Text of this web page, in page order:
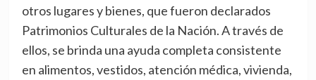
otros lugares y bienes, que fueron declarados
Patrimonios Culturales de la Nación. A través de
ellos, se brinda una ayuda completa consistente
en alimentos, vestidos, atención médica, vivienda,